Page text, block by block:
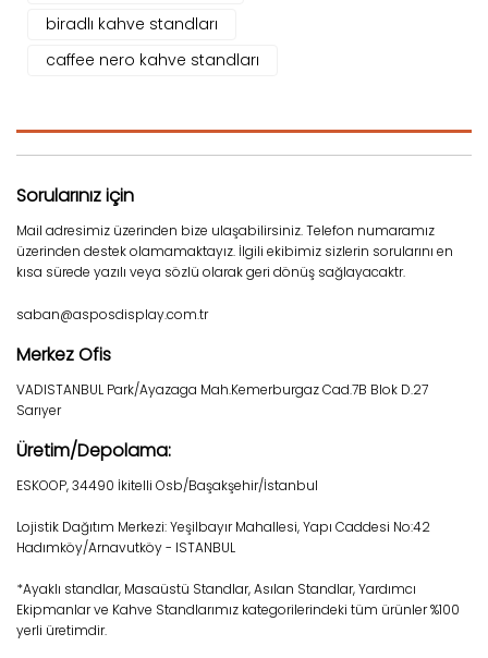
biradlı kahve standları
caffee nero kahve standları
Sorularınız için
Mail adresimiz üzerinden bize ulaşabilirsiniz. Telefon numaramız
üzerinden destek olamamaktayız. İlgili ekibimiz sizlerin sorularını en
kısa sürede yazılı veya sözlü olarak geri dönüş sağlayacaktr.
saban@asposdisplay.com.tr
Merkez Ofis
VADISTANBUL Park/Ayazaga Mah.Kemerburgaz Cad.7B Blok D.27
Sarıyer
Üretim/Depolama:
ESKOOP, 34490 İkitelli Osb/Başakşehir/İstanbul
Lojistik Dağıtım Merkezi: Yeşilbayır Mahallesi, Yapı Caddesi No:42
Hadımköy/Arnavutköy - ISTANBUL
*Ayaklı standlar, Masaüstü Standlar, Asılan Standlar, Yardımcı
Ekipmanlar ve Kahve Standlarımız kategorilerindeki tüm ürünler %100
yerli üretimdir.